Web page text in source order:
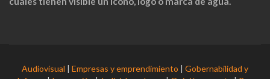
Audiovisual | Empresas y emprendimiento | Gobernabilidad y